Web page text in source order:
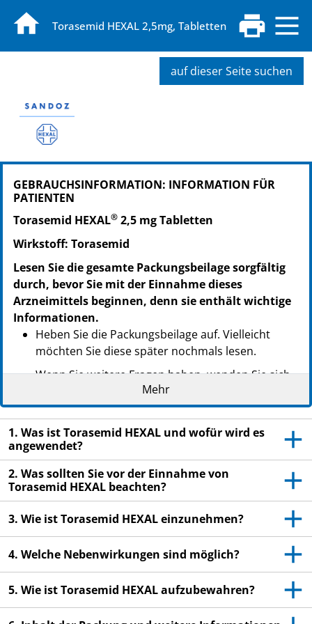
Torasemid HEXAL 2,5mg, Tabletten
auf dieser Seite suchen
PZN: 04008493
PPN: 110400849370
NTIN: 04150040084938
PZN: 04008576
PPN: 110400857692
NTIN: 04150040085768
PZN: 04008582
PPN: 110400858258
NTIN: 04150040085829
GEBRAUCHSINFORMATION: INFORMATION FÜR
PATIENTEN
Torasemid HEXAL® 2,5 mg Tabletten
Wirkstoff: Torasemid
Lesen Sie die gesamte Packungsbeilage sorgfältig
durch, bevor Sie mit der Einnahme dieses
Arzneimittels beginnen, denn sie enthält wichtige
Informationen.
Heben Sie die Packungsbeilage auf. Vielleicht
möchten Sie diese später nochmals lesen.
Wenn Sie weitere Fragen haben, wenden Sie sich
an Ihren Arzt oder Apotheker.
Dieses Arzneimittel wurde Ihnen persönlich
verschrieben. Geben Sie es nicht an Dritte weiter.
Es kann anderen Menschen schaden, auch wenn
diese die gleichen Beschwerden haben wie Sie.
Wenn Sie Nebenwirkungen bemerken, wenden Sie
sich an Ihren Arzt oder Apotheker. Dies gilt auch
für Nebenwirkungen, die nicht in dieser
Packungsbeilage angegeben sind. Siehe Abschnitt
4.
Mehr
1. Was ist Torasemid HEXAL und wofür wird es
angewendet?
2. Was sollten Sie vor der Einnahme von
Torasemid HEXAL beachten?
3. Wie ist Torasemid HEXAL einzunehmen?
4. Welche Nebenwirkungen sind möglich?
5. Wie ist Torasemid HEXAL aufzubewahren?